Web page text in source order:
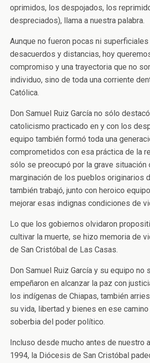
oprimidos, los despojados, los
despreciados), llama a nuestra palabra.
Aunque no fueron pocas ni
desacuerdos y distancias, hoy
compromiso y una trayectoria que no
individuo, sino de toda una corriente
Católica.
Don Samuel Ruiz García no sólo
catolicismo practicado en y con los
equipo también formó toda una
comprometidos con esa práctica de la
sólo se preocupó por la grave situación
marginación de los pueblos originarios
también trabajó, junto con heroico
mejorar esas indignas condiciones de
Lo que los gobiernos olvidaron
cultivar la muerte, se hizo memoria de
de San Cristóbal de Las Casas.
Don Samuel Ruiz García y su equipo no
empeñaron en alcanzar la paz con
los indígenas de Chiapas, también
su vida, libertad y bienes en ese
soberbia del poder político.
Incluso desde mucho antes de nuestro
1994, la Diócesis de San Cristóbal